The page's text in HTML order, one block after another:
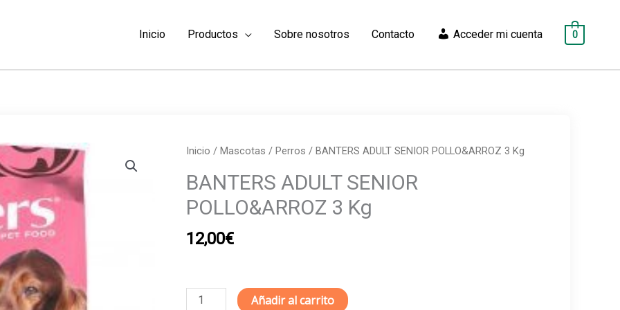
Inicio Productos Sobre nosotros Contacto Acceder mi cuenta 0
Inicio / Mascotas / Perros / BANTERS ADULT SENIOR POLLO&ARROZ 3 Kg
BANTERS ADULT SENIOR
POLLO&ARROZ 3 Kg
12,00€
BANTERS
Añadir al carrito